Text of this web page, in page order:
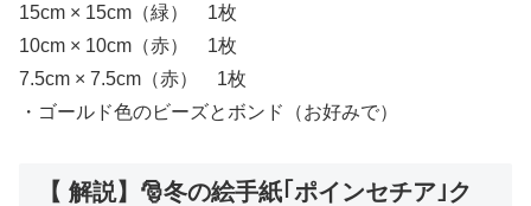
15cm × 15cm（緑） 1枚
10cm × 10cm（赤） 1枚
7.5cm × 7.5cm（赤） 1枚
・ゴールド色のビーズとボンド（お好みで）
【 解説】🎅冬の絵手紙｢ポインセチア｣ク